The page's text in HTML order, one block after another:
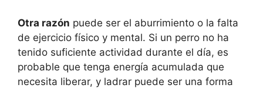
Otra razón puede ser el aburrimiento o la falta
de ejercicio físico y mental. Si un perro no ha
tenido suficiente actividad durante el día, es
probable que tenga energía acumulada que
necesita liberar, y ladrar puede ser una forma